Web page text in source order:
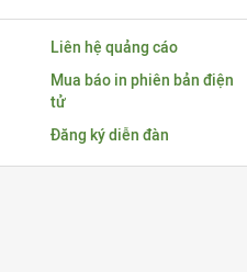
Liên hệ quảng cáo
Mua báo in phiên bản điện
tử
Đăng ký diễn đàn